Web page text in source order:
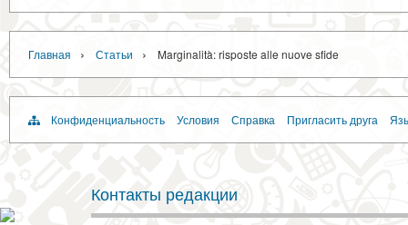
Главная › Статьи › Marginalità: risposte alle nuove sfide
Конфиденциальность Условия Справка Пригласить друга
Контакты редакции